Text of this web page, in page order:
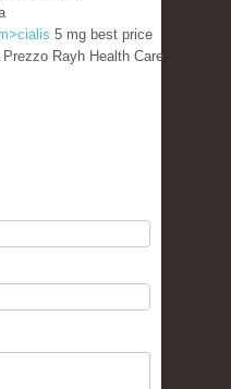
5 mg best price
Rayh Health Care